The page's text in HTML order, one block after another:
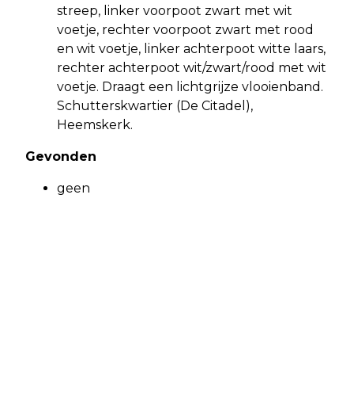
streep, linker voorpoot zwart met wit
voetje, rechter voorpoot zwart met rood
en wit voetje, linker achterpoot witte laars,
rechter achterpoot wit/zwart/rood met wit
voetje. Draagt een lichtgrijze vlooienband.
Schutterskwartier (De Citadel),
Heemskerk.
Gevonden
geen